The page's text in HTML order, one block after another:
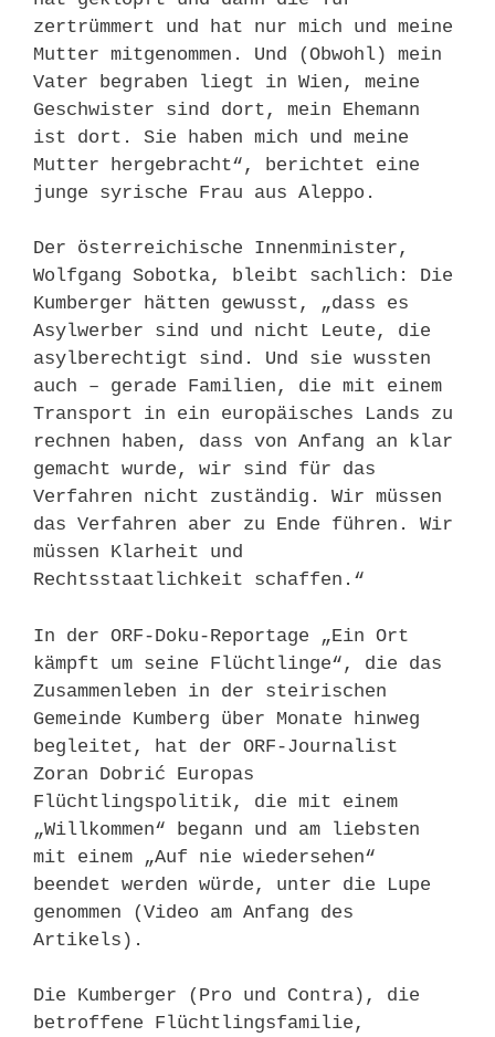
zertrümmert und hat nur mich und meine
Mutter mitgenommen. Und (Obwohl) mein
Vater begraben liegt in Wien, meine
Geschwister sind dort, mein Ehemann
ist dort. Sie haben mich und meine
Mutter hergebracht“, berichtet eine
junge syrische Frau aus Aleppo.
Der österreichische Innenminister,
Wolfgang Sobotka, bleibt sachlich: Die
Kumberger hätten gewusst, „dass es
Asylwerber sind und nicht Leute, die
asylberechtigt sind. Und sie wussten
auch – gerade Familien, die mit einem
Transport in ein europäisches Lands zu
rechnen haben, dass von Anfang an klar
gemacht wurde, wir sind für das
Verfahren nicht zuständig. Wir müssen
das Verfahren aber zu Ende führen. Wir
müssen Klarheit und
Rechtsstaatlichkeit schaffen.“
In der ORF-Doku-Reportage „Ein Ort
kämpft um seine Flüchtlinge“, die das
Zusammenleben in der steirischen
Gemeinde Kumberg über Monate hinweg
begleitet, hat der ORF-Journalist
Zoran Dobrić Europas
Flüchtlingspolitik, die mit einem
„Willkommen“ begann und am liebsten
mit einem „Auf nie wiedersehen“
beendet werden würde, unter die Lupe
genommen (Video am Anfang des
Artikels).
Die Kumberger (Pro und Contra), die
betroffene Flüchtlingsfamilie,